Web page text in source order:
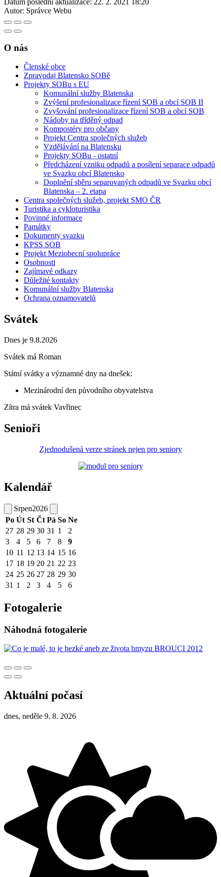
Autor: Správce Webu
O nás
Členské obce
Zpravodaj Blatensko SOBě
Projekty SOBu s EU
Komunální služby Blatenska
Zvýšení profesionalizace řízení SOB a obcí SOB II
Zvyšování profesionalizace řízení SOB a obcí SOB
Nádoby na tříděný odpad
Kompostéry pro občany
Projekt Centra společných služeb
Vzdělávání na Blatensku
Projekty SOBu - ostatní
Předcházení vzniku odpadů a posílení separace odpadů
ve Svazku obcí Blatensko
Doplnění sběru separovaných odpadů ve Svazku obcí
Blatenska – 2. etapa
Centra společných služeb, projekt SMO ČR
Turistika a cykloturistika
Povinné informace
Památky
Dokumenty svazku
KPSS SOB
Projekt Meziobecní spolupráce
Osobnosti
Zajímavé odkazy
Důležité kontakty
Komunální služby Blatenska
Ochrana oznamovatelů
Svátek
Dnes je 9.8.2026
Svátek má Roman
Státní svátky a významné dny na dnešek:
Mezinárodní den původního obyvatelstva
Zítra má svátek Vavřinec
Senioři
Zjednodušená verze stránek nejen pro seniory
Kalendář
Srpen2026
Po Út St Čt Pá So Ne
27 28 29 30 31 1
2
3
4 5 6 7 8
9
10 11 12 13 14 15 16
17 18 19 20 21 22 23
24 25 26 27 28 29 30
31 1 2 3 4 5 6
Fotogalerie
Náhodná fotogalerie
Aktuální počasí
dnes, neděle 9. 8. 2026